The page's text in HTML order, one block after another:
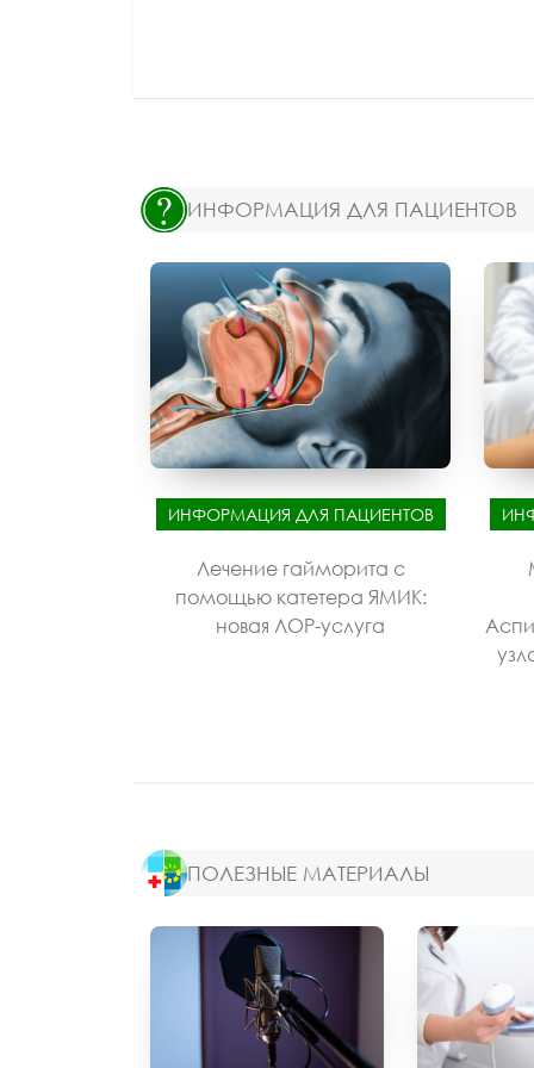
ИНФОРМАЦИЯ ДЛЯ ПАЦИЕНТОВ
ИНФОРМАЦИЯ ДЛЯ ПАЦИЕНТОВ
Лечение гайморита с
помощью катетера ЯМИК:
новая ЛОР-услуга
ПОЛЕЗНЫЕ МАТЕРИАЛЫ